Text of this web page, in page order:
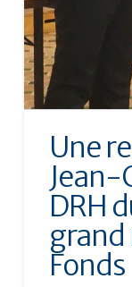
Une
Jean-
DRH
grand
Fonds